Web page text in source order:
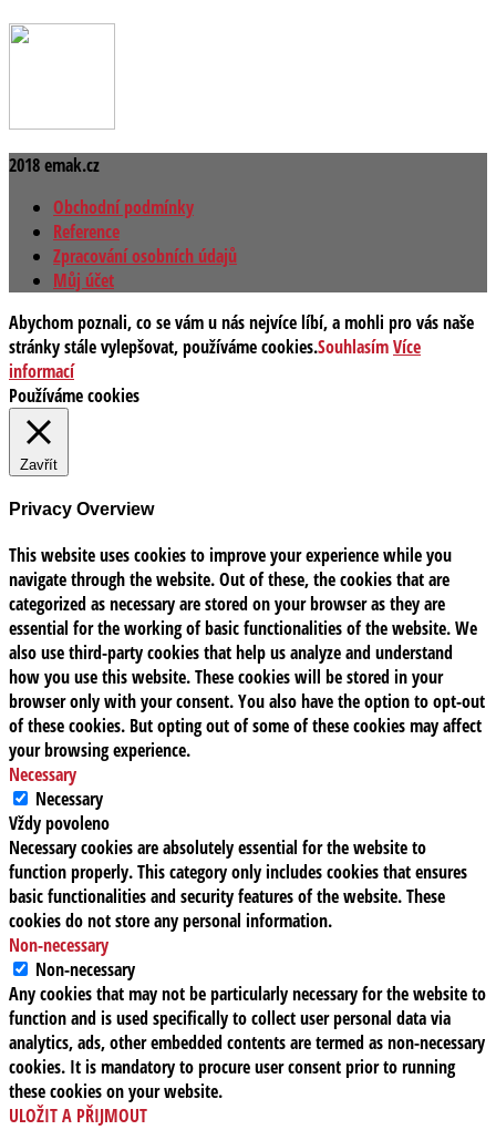
2018 emak.cz
Obchodní podmínky
Reference
Zpracování osobních údajů
Můj účet
Abychom poznali, co se vám u nás nejvíce líbí, a mohli pro vás naše
stránky stále vylepšovat, používáme cookies.SouhlasímVíce
informací
Používáme cookies
Zavřít
Privacy Overview
This website uses cookies to improve your experience while you
navigate through the website. Out of these, the cookies that are
categorized as necessary are stored on your browser as they are
essential for the working of basic functionalities of the website. We
also use third-party cookies that help us analyze and understand
how you use this website. These cookies will be stored in your
browser only with your consent. You also have the option to opt-out
of these cookies. But opting out of some of these cookies may affect
your browsing experience.
Necessary
Necessary
Vždy povoleno
Necessary cookies are absolutely essential for the website to
function properly. This category only includes cookies that ensures
basic functionalities and security features of the website. These
cookies do not store any personal information.
Non-necessary
Non-necessary
Any cookies that may not be particularly necessary for the website to
function and is used specifically to collect user personal data via
analytics, ads, other embedded contents are termed as non-necessary
cookies. It is mandatory to procure user consent prior to running
these cookies on your website.
ULOŽIT A PŘIJMOUT